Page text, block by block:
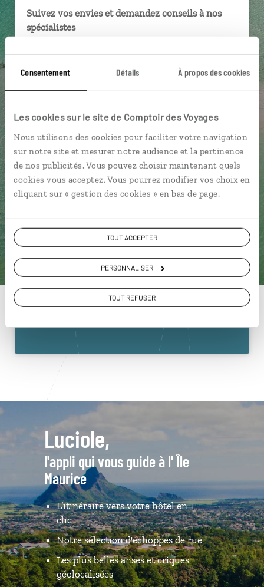
Consentement Détails À propos des cookies
Les cookies sur le site de Comptoir des Voyages
Nous utilisons des cookies pour faciliter votre navigation
sur notre site et mesurer notre audience et la pertinence
de nos publicités. Vous pouvez choisir maintenant quels
cookies vous acceptez. Vous pourrez modifier vos choix en
cliquant sur « gestion des cookies » en bas de page.
TOUT ACCEPTER
PERSONNALISER
TOUT REFUSER
Suivez vos envies et demandez conseils à nos
spécialistes
Ils sauront organiser votre itinéraire au plus
près de vos envies et de la réalité du pays.
Échangez en face à face ou depuis nos studios
téléphone.
Vous gardez le même interlocuteur avant,
pendant et après votre voyage.
ou
Construisez votre voyage avec un spécialiste Île
Maurice
01 86 95 65 41
Luciole,
l'appli qui vous guide à l' Île
Maurice
L’itinéraire vers votre hôtel en 1
clic
Notre sélection d'échoppes de rue
Les plus belles anses et criques
géolocalisées